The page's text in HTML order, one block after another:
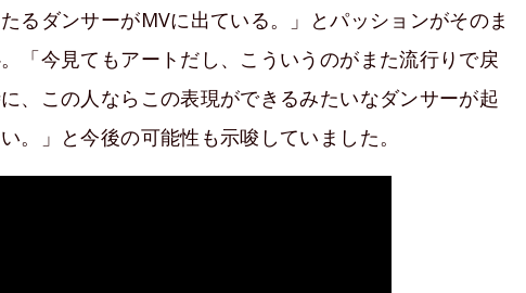
るダンサーがMVに出ている。」とパッションがそのま
「今見てもアートだし、こういうのがまた流行りで戻
、この人ならこの表現ができるみたいなダンサーが起
。」と今後の可能性も示唆していました。